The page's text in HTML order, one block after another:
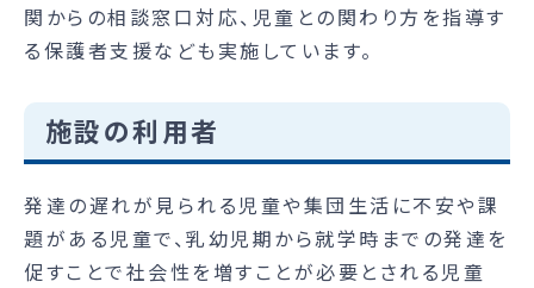
関からの相談窓口対応、児童との関わり方を指導す
る保護者支援なども実施しています。
施設の利用者
発達の遅れが見られる児童や集団生活に不安や課
題がある児童で、乳幼児期から就学時までの発達を
促すことで社会性を増すことが必要とされる児童